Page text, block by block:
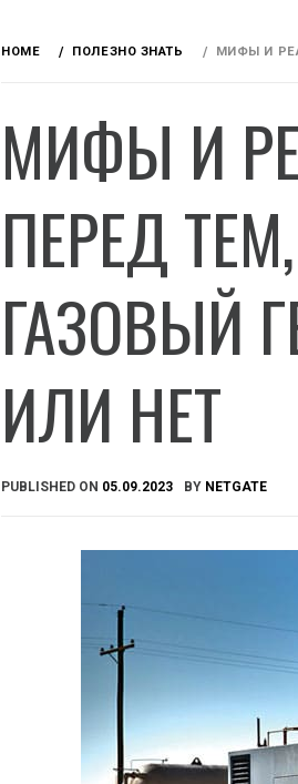
HOME ПОЛЕЗНО ЗНАТЬ МИФЫ И
МИФЫ И
ПЕРЕД
ГАЗОВЫЙ
ИЛИ НЕТ
PUBLISHED ON 05.09.2023 BY NETGATE